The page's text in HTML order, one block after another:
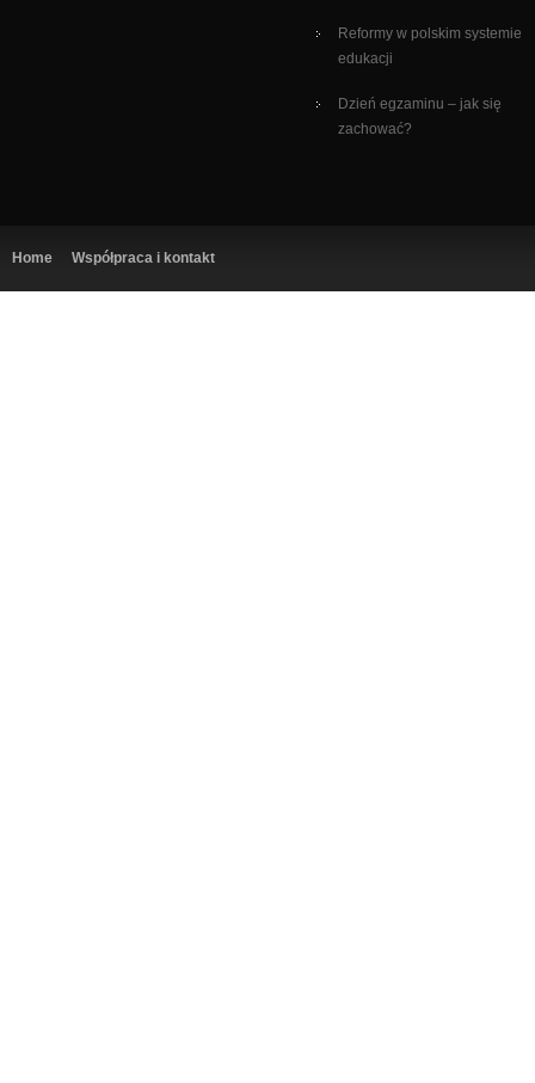
Reformy w polskim systemie
edukacji
Dzień egzaminu – jak się
zachować?
Home Współpraca i kontakt